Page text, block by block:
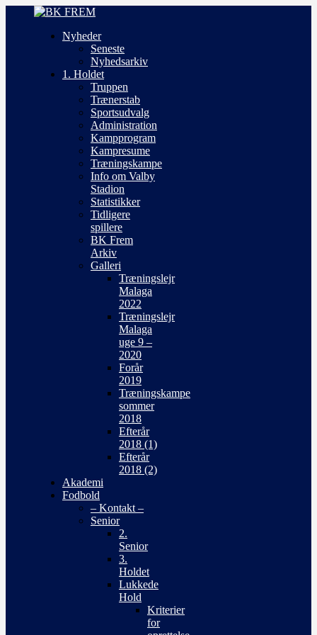
Nyheder
Seneste
Nyhedsarkiv
1. Holdet
Truppen
Trænerstab
Sportsudvalg
Administration
Kampprogram
Kampresume
Træningskampe
Info om Valby
Stadion
Statistikker
Tidligere
spillere
BK Frem
Arkiv
Galleri
Træningslejr
Malaga
2022
Træningslejr
Malaga
uge 9 –
2020
Forår
2019
Træningskampe
sommer
2018
Efterår
2018 (1)
Efterår
2018 (2)
Akademi
Fodbold
– Kontakt –
Senior
2.
Senior
3.
Holdet
Lukkede
Hold
Kriterier
for